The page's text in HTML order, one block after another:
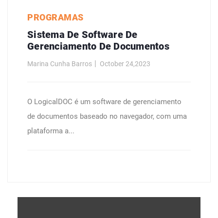
PROGRAMAS
Sistema De Software De
Gerenciamento De Documentos
Marina Cunha Barros October 24,2023
O LogicalDOC é um software de gerenciamento
de documentos baseado no navegador, com uma
plataforma a...